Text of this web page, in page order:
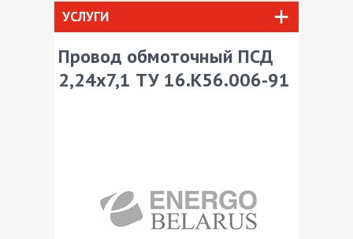
УСЛУГИ
Провод обмоточный ПСД
2,24х7,1 ТУ 16.К56.006-91